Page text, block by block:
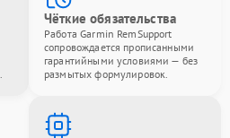
Чёткие обязательства
Работа Garmin RemSupport
сопровождается прописанными
гарантийными условиями — без
размытых формулировок.